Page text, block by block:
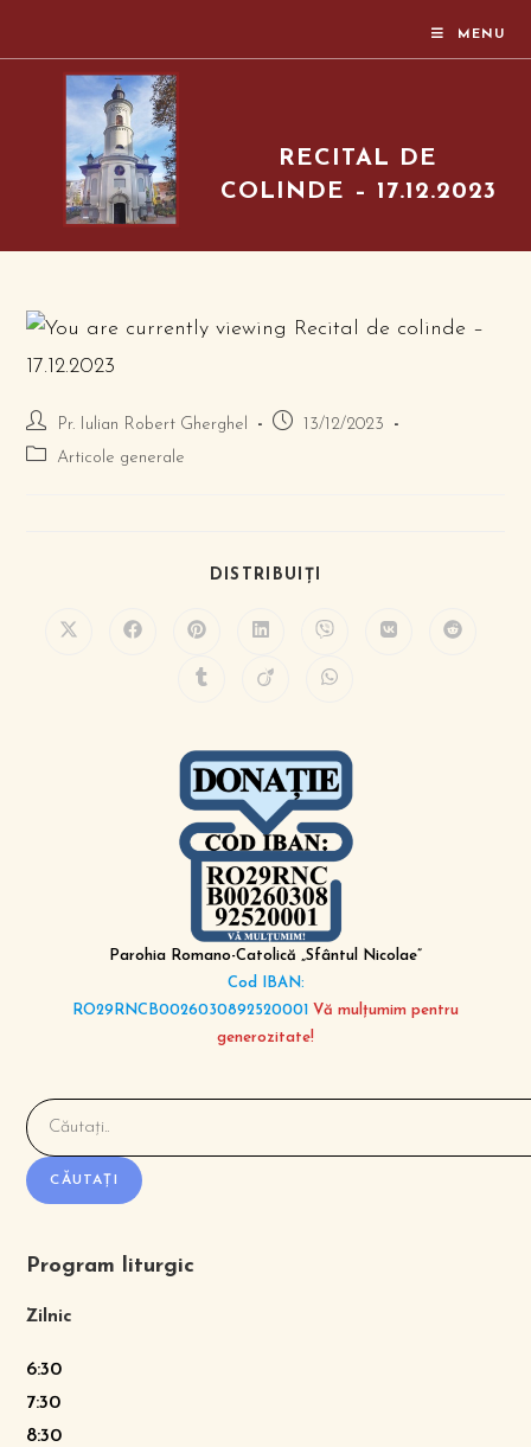
MENU
RECITAL DE
COLINDE – 17.12.2023
Pr. Iulian Robert Gherghel
13/12/2023
Articole generale
DISTRIBUIȚI
Parohia Romano-Catolică „Sfântul Nicolae”
Cod IBAN:
RO29RNCB0026030892520001 Vă mulțumim pentru
generozitate!
CĂUTAȚI
Program liturgic
Zilnic
6:30
7:30
8:30